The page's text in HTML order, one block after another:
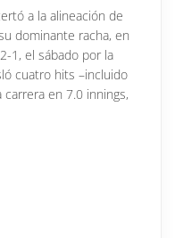
a la alineación de
dominante racha, en
1, el sábado por la
cuatro hits –incluido
en 7.0 innings,